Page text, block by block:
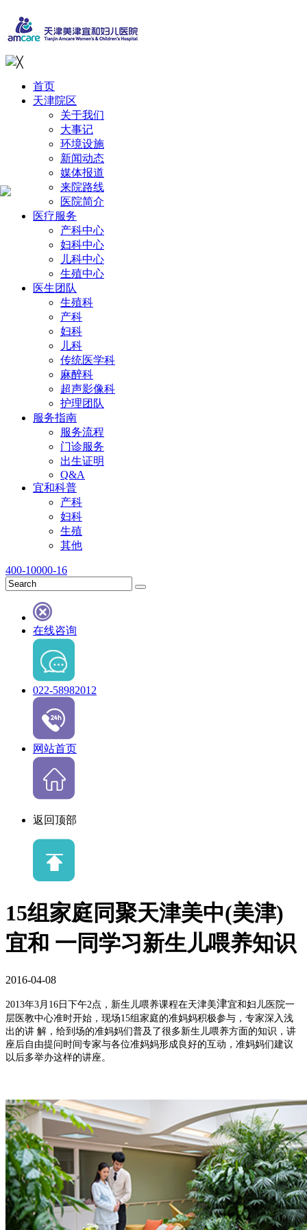
╳
首页
天津院区
关于我们
大事记
环境设施
新闻动态
媒体报道
来院路线
医院简介
医疗服务
产科中心
妇科中心
儿科中心
生殖中心
医生团队
生殖科
产科
妇科
儿科
传统医学科
麻醉科
超声影像科
护理团队
服务指南
服务流程
门诊服务
出生证明
Q&A
宜和科普
产科
妇科
生殖
其他
400-10000-16
在线咨询
022-58982012
网站首页
返回顶部
15组家庭同聚天津美中(美津)
宜和 一同学习新生儿喂养知识
2016-04-08
2013年3月16日下午2点，新生儿喂养课程在天津美津宜和妇儿医院一
层医教中心准时开始，现场15组家庭的准妈妈积极参与，专家深入浅
出的讲 解，给到场的准妈妈们普及了很多新生儿喂养方面的知识，讲
座后自由提问时间专家与各位准妈妈形成良好的互动，准妈妈们建议
以后多举办这样的讲座。